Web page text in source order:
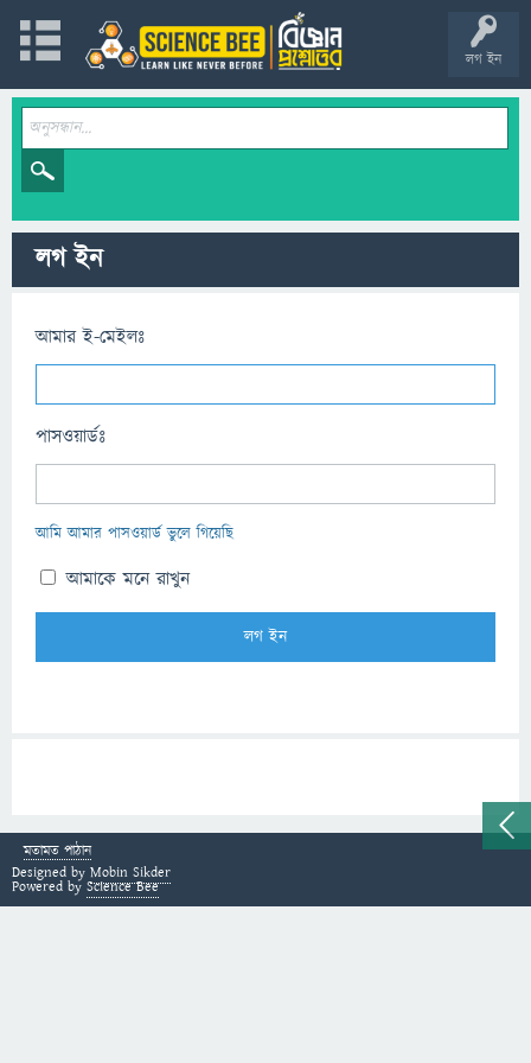
লগ ইন
লগ ইন
আমার ই-মেইলঃ
পাসওয়ার্ডঃ
আমি আমার পাসওয়ার্ড ভুলে গিয়েছি
আমাকে মনে রাখুন
মতামত পাঠান
Designed by Mobin Sikder
Powered by Science Bee